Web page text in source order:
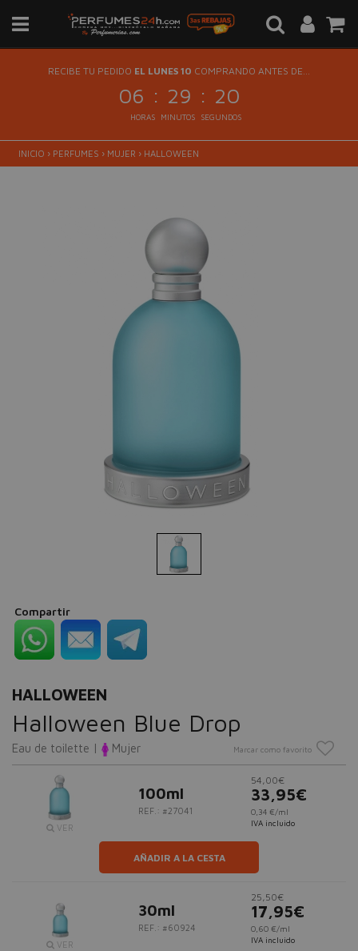
RECIBE TU PEDIDO EL LUNES 10 COMPRANDO ANTES DE...
06 : 29 : 20
HORAS MINUTOS SEGUNDOS
INICIO › PERFUMES › MUJER › HALLOWEEN
Compartir
HALLOWEEN
Halloween Blue Drop
Eau de toilette | Mujer Marcar como favorito
VER
100ml
REF.: #27041
54,00€
33,95€
0,34 €/ml
IVA incluido
AÑADIR A LA CESTA
VER
30ml
REF.: #60924
25,50€
17,95€
0,60 €/ml
IVA incluido